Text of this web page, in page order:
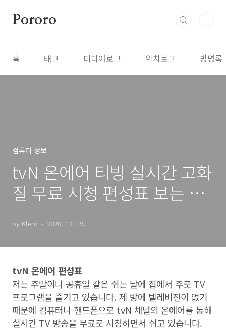
Pororo
홈 태그 미디어로그 위치로그 방명록
컴퓨터 정보
tvN 온에어 티빙 실시간 고화
질 무료 시청 편성표 보는 방
by Klero 2020. 12. 19.
tvN 온에어 편성표
저는 주말이나 공휴일 같은 쉬는 날에 집에서 주로 TV
프로그램을 즐기고 있습니다. 제 방에 텔레비전이 없기
때문에 컴퓨터나 핸드폰으로 tvN 채널의 온에어를 통해
실시간 TV 방송을 무료로 시청하면서 쉬고 있습니다.